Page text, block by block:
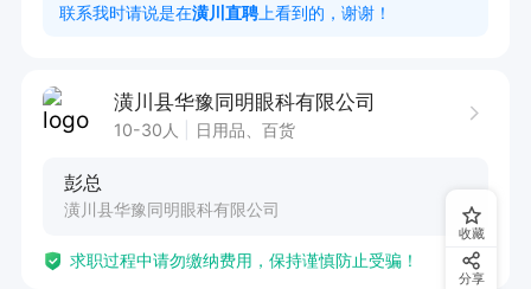
联系我时请说是在潢川直聘 上看到的，谢谢！
潢川县华豫同明眼科有限公司
10-30人 日用品、百货
彭总
潢川县华豫同明眼科有限公司
求职过程中请勿缴纳费用，保持谨慎防止受骗！
收藏
分享